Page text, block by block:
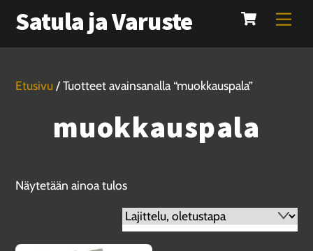
content
Cart
Satula ja Varuste
Etusivu / Tuotteet avainsanalla “muokkauspala”
muokkauspala
Näytetään ainoa tulos